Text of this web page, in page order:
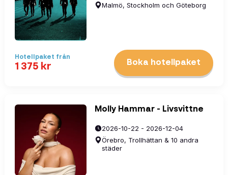
Malmö, Stockholm och Göteborg
Hotellpaket från
1 375 kr Boka hotellpaket
Molly Hammar - Livsvittne
2026-10-22 - 2026-12-04
Örebro, Trollhättan & 10 andra
städer